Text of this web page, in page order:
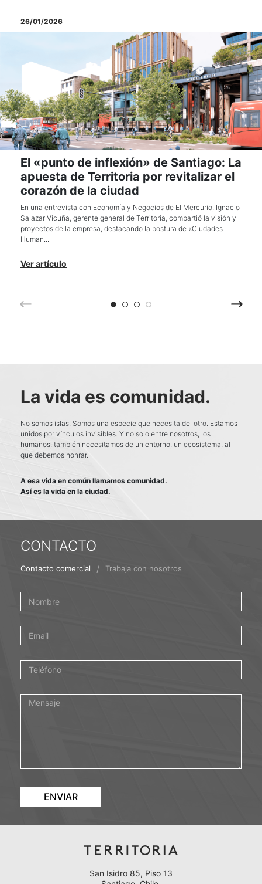
26/01/2026
El «punto de inflexión» de Santiago: La
apuesta de Territoria por revitalizar el
corazón de la ciudad
En una entrevista con Economía y Negocios de El Mercurio, Ignacio
Salazar Vicuña, gerente general de Territoria, compartió la visión y
proyectos de la empresa, destacando la postura de «Ciudades
Human...
Ver artículo
La vida es comunidad.
No somos islas. Somos una especie que necesita del otro. Estamos
unidos por vínculos invisibles. Y no solo entre nosotros, los
humanos, también necesitamos de un entorno, un ecosistema, al
que debemos honrar.
A esa vida en común llamamos comunidad.
Así es la vida en la ciudad.
CONTACTO
Contacto comercial / Trabaja con nosotros
ENVIAR
San Isidro 85, Piso 13